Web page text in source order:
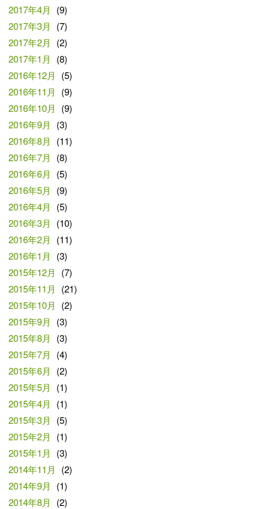
2017年4月
(9)
2017年3月
(7)
2017年2月
(2)
2017年1月
(8)
2016年12月
(5)
2016年11月
(9)
2016年10月
(9)
2016年9月
(3)
2016年8月
(11)
2016年7月
(8)
2016年6月
(5)
2016年5月
(9)
2016年4月
(5)
2016年3月
(10)
2016年2月
(11)
2016年1月
(3)
2015年12月
(7)
2015年11月
(21)
2015年10月
(2)
2015年9月
(3)
2015年8月
(3)
2015年7月
(4)
2015年6月
(2)
2015年5月
(1)
2015年4月
(1)
2015年3月
(5)
2015年2月
(1)
2015年1月
(3)
2014年11月
(2)
2014年9月
(1)
2014年8月
(2)